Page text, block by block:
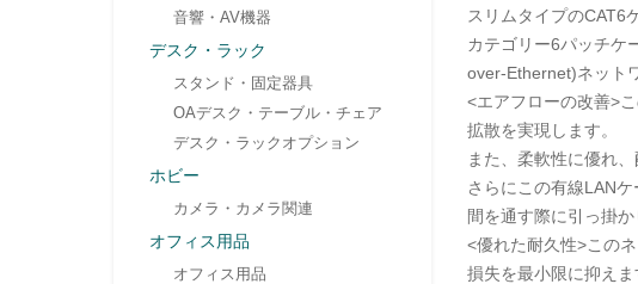
スリムタイプのCAT6
カテゴリー6パッチケ
over-Ethernet)ネット
<エアフローの改善>
拡散を実現します。
また、柔軟性に優れ
さらにこの有線LAN
間を通す際に引っ掛か
<優れた耐久性>この
損失を最小限に抑えま
音響・AV機器
デスク・ラック
スタンド・固定器具
OAデスク・テーブル・チェア
デスク・ラックオプション
ホビー
カメラ・カメラ関連
オフィス用品
オフィス用品